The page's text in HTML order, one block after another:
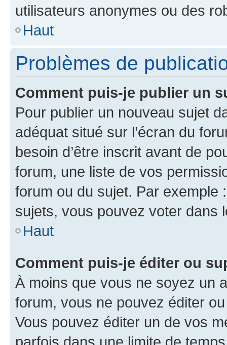
utilisateurs anonymes ou des
Haut
Problèmes de
Comment puis-je publier un
Pour publier un nouveau sujet
adéquat situé sur l’écran du
besoin d’être inscrit avant de
forum, une liste de vos
forum ou du sujet. Par exemple
sujets, vous pouvez voter dans
Haut
Comment puis-je éditer ou
À moins que vous ne soyez un
forum, vous ne pouvez éditer
Vous pouvez éditer un de vos
parfois dans une limite de